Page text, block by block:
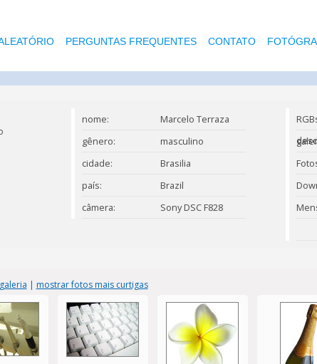
PERGUNTAS FREQUENTES CONTATO
nome:
Marcelo Terraza
gênero:
masculino
cidade:
Brasilia
país:
Brazil
câmera:
Sony DSC F828
| mostrar fotos mais curtigas